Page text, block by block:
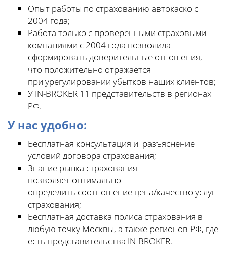
Опыт работы по страхованию автокаско с
2004 года;
Работа только с проверенными страховыми
компаниями с 2004 года позволила
сформировать доверительные отношения,
что положительно отражается
при урегулировании убытков наших клиентов;
У IN-BROKER 11 представительств в регионах
РФ.
У нас удобно:
Бесплатная консультация и разъяснение
условий договора страхования;
Знание рынка страхования
позволяет оптимально
определить соотношение цена/качество услуг
страхования;
Бесплатная доставка полиса страхования в
любую точку Москвы, а также регионов РФ, где
есть представительства IN-BROKER.